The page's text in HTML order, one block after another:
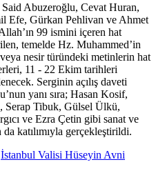
Said Abuzeroğlu, Cevat Huran,
Efe, Gürkan Pehlivan ve Ahmet
99 ismini içeren hat
temelde Hz. Muhammed’in
nesir türündeki metinlerin hat
11 - 22 Ekim tarihleri
Serginin açılış daveti
yanı sıra; Hasan Kosif,
Serap Tibuk, Gülsel Ülkü,
ve Ezra Çetin gibi sanat ve
da katılımıyla gerçekleştirildi.
İstanbul Valisi Hüseyin Avni